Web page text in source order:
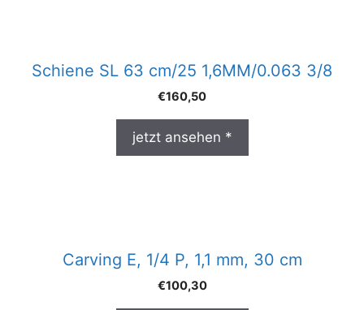
Schiene SL 63 cm/25 1,6MM/0.063 3/8
€160,50
jetzt ansehen *
Carving E, 1/4 P, 1,1 mm, 30 cm
€100,30